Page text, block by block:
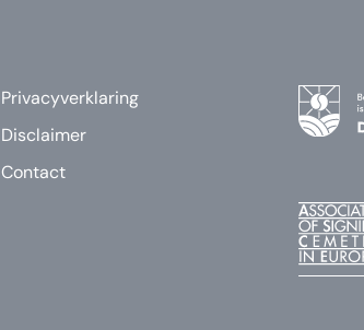
Privacyverklaring
Disclaimer
Contact